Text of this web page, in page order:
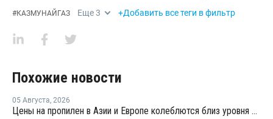
#КАЗМУНАЙГАЗ Еще3 +Добавить все теги в фильтр
Похожие новости
05 Августа, 2026
Цены на пропилен в Азии и Европе колеблются близ уровня в USD1000